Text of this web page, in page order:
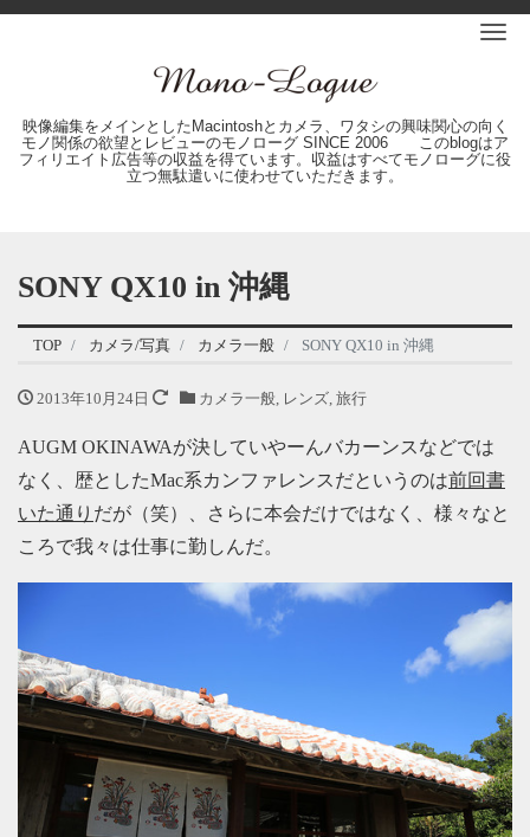
映像編集をメインとしたMacintoshとカメラ、ワタシの興味関心の向く
モノ関係の欲望とレビューのモノローグ SINCE 2006 このblogはア
フィリエイト広告等の収益を得ています。収益はすべてモノローグに役
立つ無駄遣いに使わせていただきます。
SONY QX10 in 沖縄
TOP カメラ/写真 カメラ一般 SONY QX10 in 沖縄
2013年10月24日 カメラ一般, レンズ, 旅行
AUGM OKINAWAが決していやーんバカーンスなどでは
なく、歴としたMac系カンファレンスだというのは前回書
いた通り だが（笑）、さらに本会だけではなく、様々なと
ころで我々は仕事に勤しんだ。